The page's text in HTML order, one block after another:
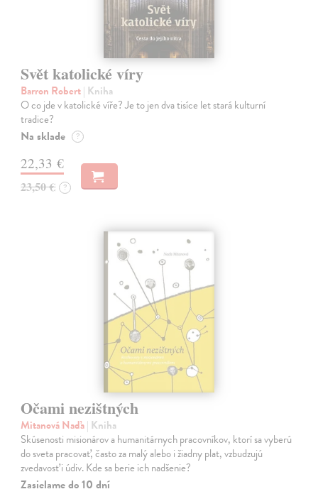
Svět katolické víry
Barron Robert| Kniha
O co jde v katolické víře? Je to jen dva tisíce let stará kulturní
tradice?
Na sklade ?
22,33 €
23,50 € ?
Očami nezištných
Mitanová Naďa| Kniha
Skúsenosti misionárov a humanitárnych pracovníkov, ktorí sa vyberú
do sveta pracovať, často za malý alebo i žiadny plat, vzbudzujú
zvedavosť i údiv. Kde sa berie ich nadšenie?
Zasielame do 10 dní